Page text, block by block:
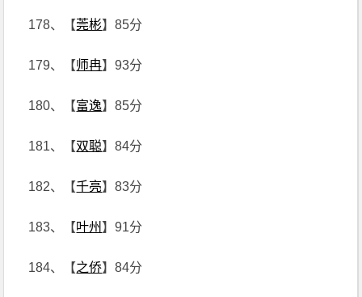
178、【莞彬】85分
179、【师冉】93分
180、【富逸】85分
181、【双聪】84分
182、【千亮】83分
183、【叶州 】91分
184、【之侨】84分